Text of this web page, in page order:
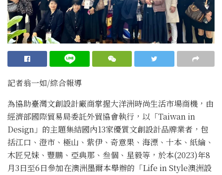
記者翁一如/綜合報導
為協助臺灣文創設計廠商掌握大洋洲時尚生活市場商機，由
經濟部國際貿易局委託外貿協會執行，以「Taiwan in
Design」的主題集結國內13家優質文創設計品牌業者，包
括江口、澄市、極山、紫伊、奇意果、海漂、十本、紙綸、
木匠兄妹、豐鵬、亞典那、叁個、星毅等，於本(2023)年8
月3日至6日參加在澳洲墨爾本舉辦的「Life in Style澳洲設